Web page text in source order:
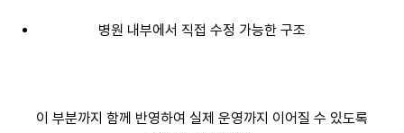
병원 내부에서 직접 수정 가능한 구조
이 부분까지 함께 반영하여 실제 운영까지 이어질 수 있도록